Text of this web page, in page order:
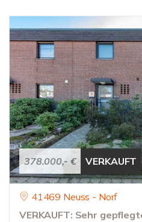
378.000,- € VERKAUFT
41469 Neuss - Norf
VERKAUFT: Sehr